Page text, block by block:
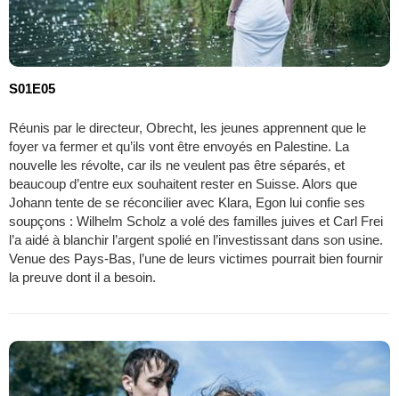
S01E05
Réunis par le directeur, Obrecht, les jeunes apprennent que le
foyer va fermer et qu’ils vont être envoyés en Palestine. La
nouvelle les révolte, car ils ne veulent pas être séparés, et
beaucoup d’entre eux souhaitent rester en Suisse. Alors que
Johann tente de se réconcilier avec Klara, Egon lui confie ses
soupçons : Wilhelm Scholz a volé des familles juives et Carl Frei
l’a aidé à blanchir l’argent spolié en l’investissant dans son usine.
Venue des Pays-Bas, l’une de leurs victimes pourrait bien fournir
la preuve dont il a besoin.